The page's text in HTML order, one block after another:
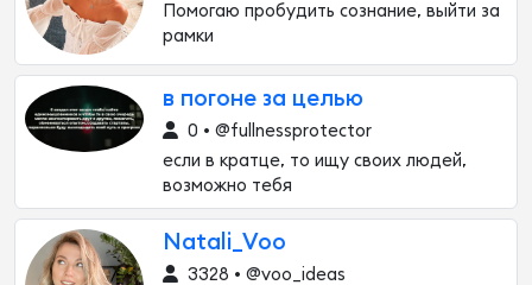
Помогаю пробудить сознание, выйти за
рамки
в погоне за целью
0 • @fullnessprotector
если в кратце, то ищу своих людей,
возможно тебя
Natali_Voo
3328 • @voo_ideas